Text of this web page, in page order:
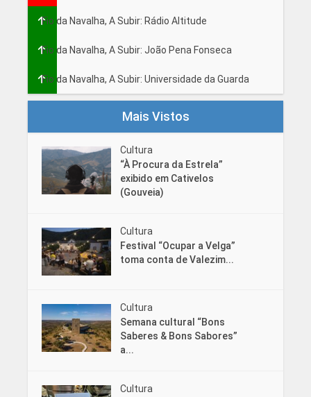
Fio da Navalha, A Subir: Rádio Altitude
Fio da Navalha, A Subir: João Pena Fonseca
Fio da Navalha, A Subir: Universidade da Guarda
Mais Vistos
Cultura
“À Procura da Estrela”
exibido em Cativelos
(Gouveia)
Cultura
Festival “Ocupar a Velga”
toma conta de Valezim...
Cultura
Semana cultural “Bons
Saberes & Bons Sabores”
a...
Cultura